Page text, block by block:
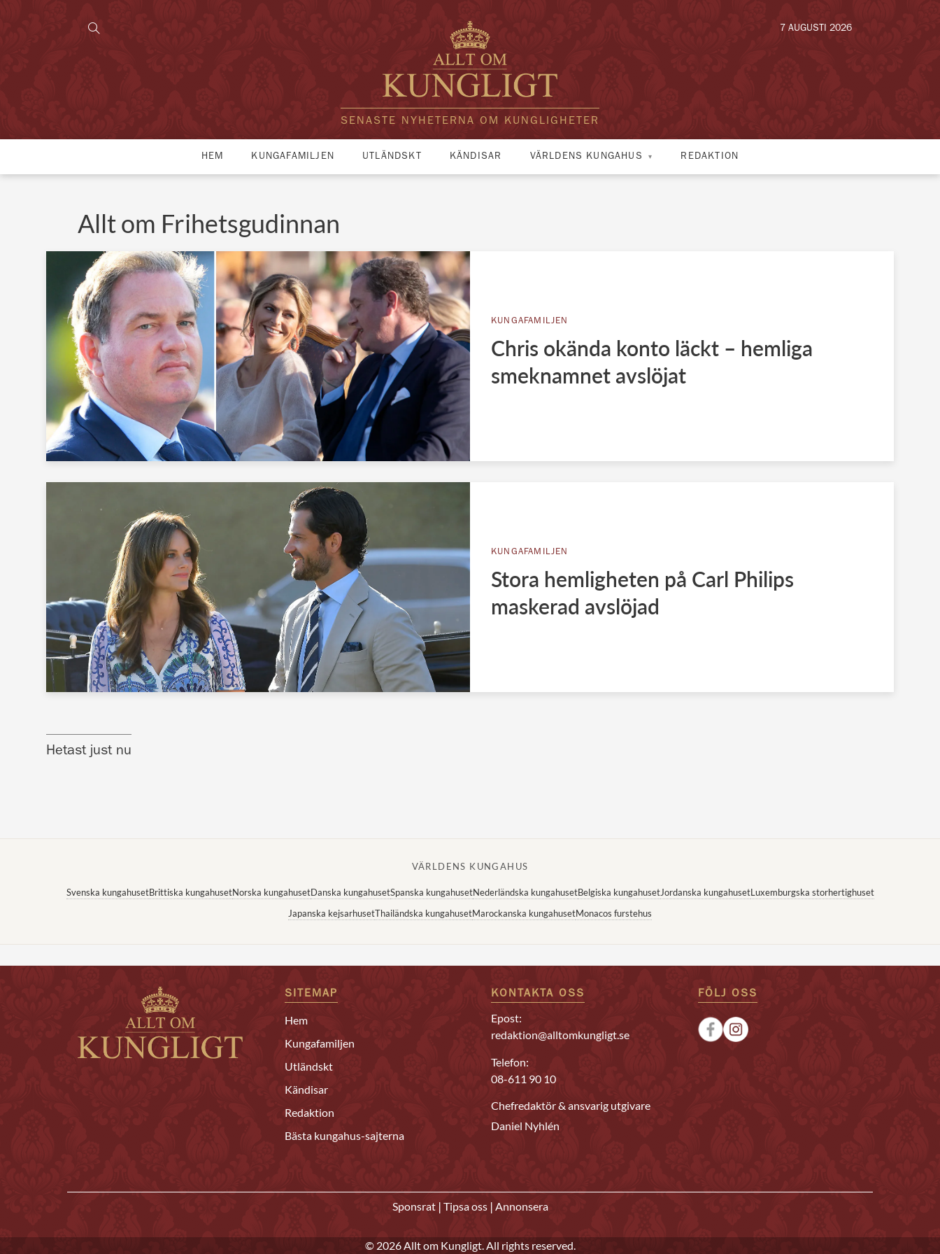
SENASTE NYHETERNA OM KUNGLIGHETER
7 AUGUSTI 2026
HEM KUNGAFAMILJEN UTLÄNDSKT KÄNDISAR VÄRLDENS KUNGAHUS REDAKTION
Allt om Frihetsgudinnan
KUNGAFAMILJEN
Chris okända konto läckt – hemliga
smeknamnet avslöjat
KUNGAFAMILJEN
Stora hemligheten på Carl Philips
maskerad avslöjad
Hetast just nu
VÄRLDENS KUNGAHUS
Svenska kungahusetBrittiska kungahusetNorska kungahusetDanska kungahusetSpanska kungahusetNederländska kungahusetBelgiska kungahusetJordanska kungahusetLuxemburgska storhertighuset
Japanska kejsarhusetThailändska kungahusetMarockanska kungahusetMonacos furstehus
SITEMAP
Hem
Kungafamiljen
Utländskt
Kändisar
Redaktion
Bästa kungahus-sajterna
KONTAKTA OSS
Epost:
redaktion@alltomkungligt.se
Telefon:
08-611 90 10
Chefredaktör & ansvarig utgivare
Daniel Nyhlén
FÖLJ OSS
Sponsrat | Tipsa oss | Annonsera
© 2026 Allt om Kungligt. All rights reserved.